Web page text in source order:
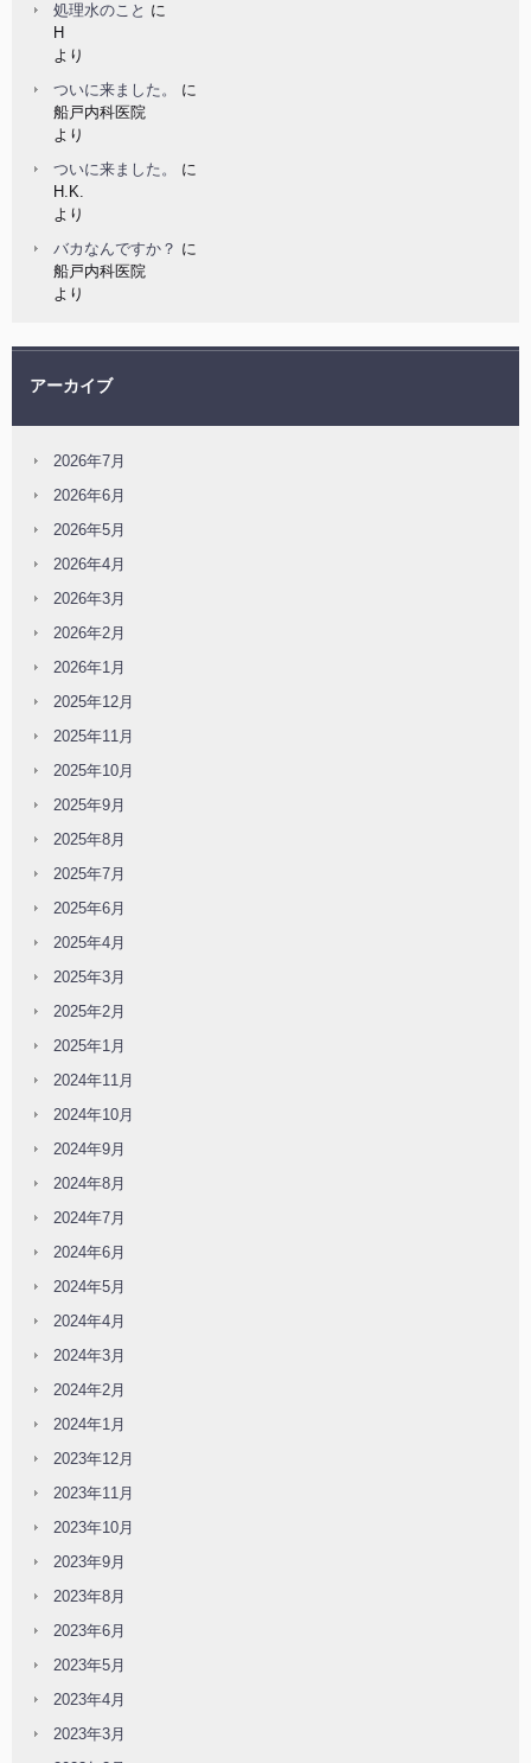
処理水のこと に
H
より
ついに来ました。
に
船戸内科医院
より
ついに来ました。
に
H.K.
より
バカなんですか？ に
船戸内科医院
より
アーカイブ
2026年7月
2026年6月
2026年5月
2026年4月
2026年3月
2026年2月
2026年1月
2025年12月
2025年11月
2025年10月
2025年9月
2025年8月
2025年7月
2025年6月
2025年4月
2025年3月
2025年2月
2025年1月
2024年11月
2024年10月
2024年9月
2024年8月
2024年7月
2024年6月
2024年5月
2024年4月
2024年3月
2024年2月
2024年1月
2023年12月
2023年11月
2023年10月
2023年9月
2023年8月
2023年6月
2023年5月
2023年4月
2023年3月